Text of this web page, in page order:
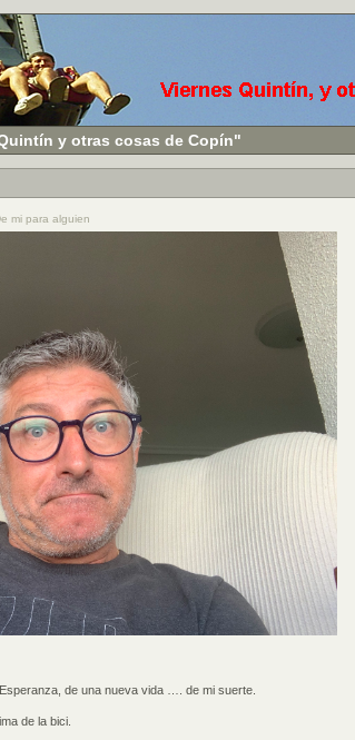
y otras cosas de Copín"
mi para alguien
de una nueva vida …. de mi suerte.
de la bici.